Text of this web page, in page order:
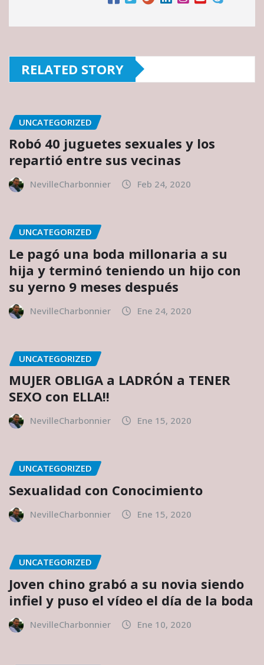
RELATED STORY
UNCATEGORIZED
Robó 40 juguetes sexuales y los
repartió entre sus vecinas
NevilleCharbonnier Feb 24, 2020
UNCATEGORIZED
Le pagó una boda millonaria a su
hija y terminó teniendo un hijo con
su yerno 9 meses después
NevilleCharbonnier Ene 24, 2020
UNCATEGORIZED
MUJER OBLIGA a LADRÓN a TENER
SEXO con ELLA!!
NevilleCharbonnier Ene 15, 2020
UNCATEGORIZED
Sexualidad con Conocimiento
NevilleCharbonnier Ene 15, 2020
UNCATEGORIZED
Joven chino grabó a su novia siendo
infiel y puso el vídeo el día de la boda
NevilleCharbonnier Ene 10, 2020